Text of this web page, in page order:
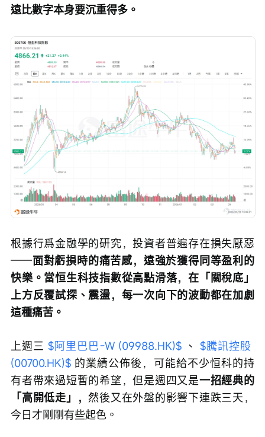
遠比數字本身要沉重得多。
根據行爲金融學的研究，投資者普遍存在損失厭惡
——面對虧損時的痛苦感，遠強於獲得同等盈利的
快樂。當恒生科技指數從高點滑落，在「關稅底」
上方反覆試探、震盪，每一次向下的波動都在加劇
這種痛苦。
上週三 $阿里巴巴-W (09988.HK)$ 、 $騰訊控股
(00700.HK)$ 的業績公佈後，可能給不少恒科的持
有者帶來過短暫的希望，但是週四又是一招經典的
「高開低走」，然後又在外盤的影響下連跌三天，
今日才剛剛有些起色。